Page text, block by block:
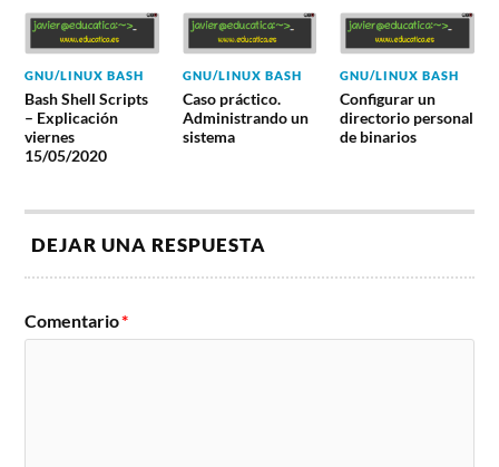
GNU/LINUX BASH
Bash Shell Scripts
– Explicación
viernes
15/05/2020
GNU/LINUX BASH
Caso práctico.
Administrando un
sistema
GNU/LINUX BASH
Configurar un
directorio personal
de binarios
DEJAR UNA RESPUESTA
Comentario*